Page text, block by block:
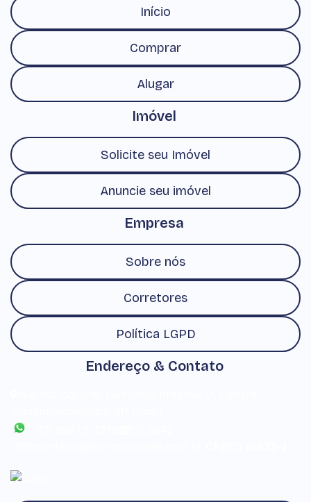
Início
Comprar
Alugar
Imóvel
Solicite seu Imóvel
Anuncie seu imóvel
Empresa
Sobre nós
Corretores
Política LGPD
Endereço & Contato